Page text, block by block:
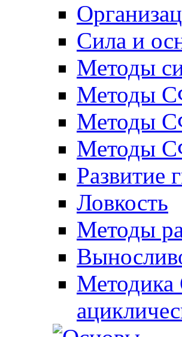
Сила и
Методы
Методы
Методы
Методы
Развитие
Ловкость
Методы
Методика